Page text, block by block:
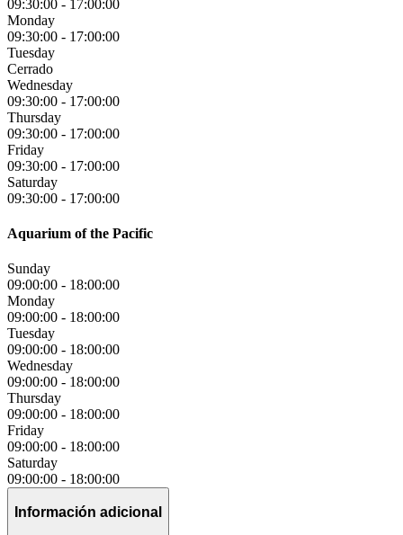
09:30:00 - 17:00:00
Monday
09:30:00 - 17:00:00
Tuesday
Cerrado
Wednesday
09:30:00 - 17:00:00
Thursday
09:30:00 - 17:00:00
Friday
09:30:00 - 17:00:00
Saturday
09:30:00 - 17:00:00
Aquarium of the Pacific
Sunday
09:00:00 - 18:00:00
Monday
09:00:00 - 18:00:00
Tuesday
09:00:00 - 18:00:00
Wednesday
09:00:00 - 18:00:00
Thursday
09:00:00 - 18:00:00
Friday
09:00:00 - 18:00:00
Saturday
09:00:00 - 18:00:00
Información adicional